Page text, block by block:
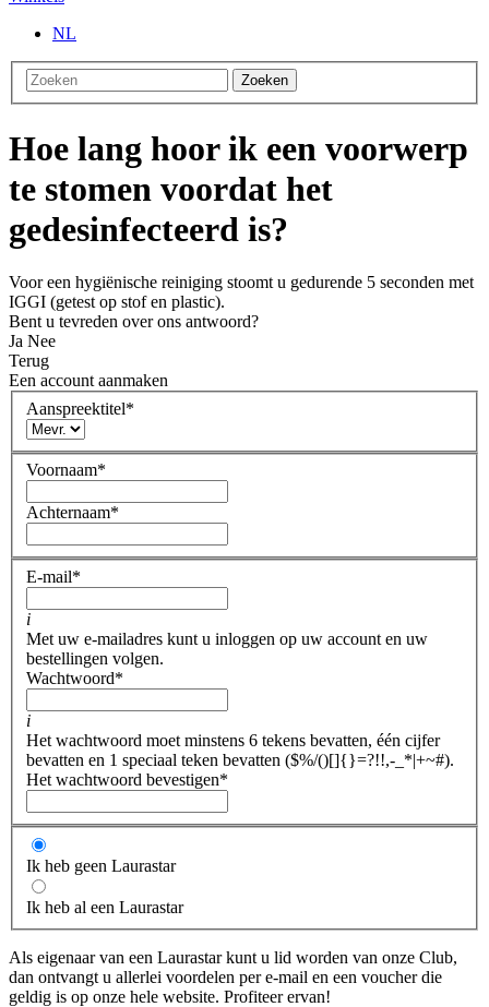
NL
Zoeken
Hoe lang hoor ik een voorwerp
te stomen voordat het
gedesinfecteerd is?
Voor een hygiënische reiniging stoomt u gedurende 5 seconden met
IGGI (getest op stof en plastic).
Bent u tevreden over ons antwoord?
Ja Nee
Terug
Een account aanmaken
Aanspreektitel*
Voornaam*
Achternaam*
E-mail*
i
Met uw e-mailadres kunt u inloggen op uw account en uw
bestellingen volgen.
Wachtwoord*
i
Het wachtwoord moet minstens 6 tekens bevatten, één cijfer
bevatten en 1 speciaal teken bevatten ($%/()[]{}=?!!,-_*|+~#).
Het wachtwoord bevestigen*
Ik heb geen Laurastar
Ik heb al een Laurastar
Als eigenaar van een Laurastar kunt u lid worden van onze Club,
dan ontvangt u allerlei voordelen per e-mail en een voucher die
geldig is op onze hele website. Profiteer ervan!